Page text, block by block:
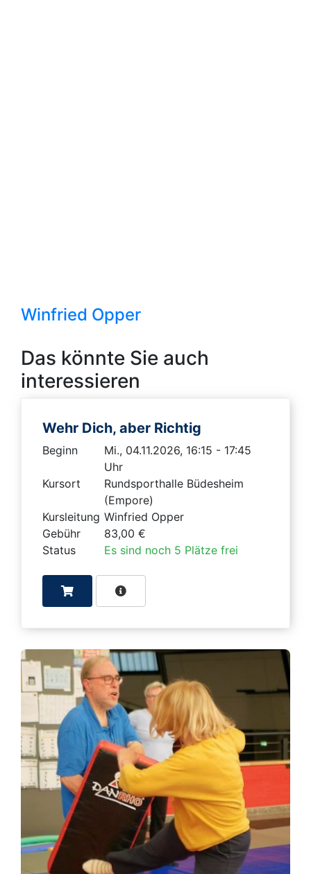
Winfried Opper
Das könnte Sie auch
interessieren
Wehr Dich, aber Richtig
Beginn
Mi., 04.11.2026, 16:15 - 17:45
Uhr
Kursort
Rundsporthalle Büdesheim
(Empore)
Kursleitung Winfried Opper
Gebühr
83,00 €
Status
Es sind noch 5 Plätze frei